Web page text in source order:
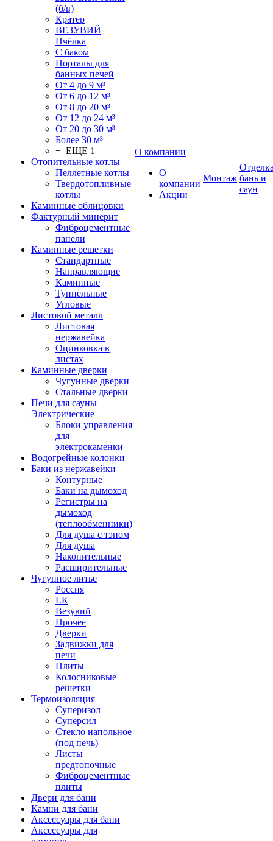
(б/в)
Кратер
ВЕЗУВИЙ
Пчёлка
С баком
Порталы для
банных печей
От 4 до 9 м³
От 6 до 12 м³
От 8 до 20 м³
От 12 до 24 м³
От 20 до 30 м³
Более 30 м³
+ ЕЩЕ 1
Отопительные котлы
Пеллетные котлы
Твердотопливные
котлы
Каминные облицовки
Фактурный минерит
Фиброцементные
панели
Каминные решетки
Стандартные
Направляющие
Каминные
Туннельные
Угловые
Листовой металл
Листовая
нержавейка
Оцинковка в
листах
Каминные дверки
Чугунные дверки
Стальные дверки
Печи для сауны
Электрические
Блоки управления
для
электрокаменки
Водогрейные колонки
Баки из нержавейки
Контурные
Баки на дымоход
Регистры на
дымоход
(теплообменники)
Для душа с тэном
Для душа
Накопительные
Расширительные
Чугунное литье
Россия
LК
Везувий
Прочее
Дверки
Задвижки для
печи
Плиты
Колосниковые
решетки
Термоизоляция
Суперизол
Суперсил
Стекло напольное
(под печь)
Листы
предтопочные
Фиброцементные
плиты
Двери для бани
Камни для бани
Аксессуары для бани
Аксессуары для
О компании
О
компании
Акции
Монтаж бань и
саун